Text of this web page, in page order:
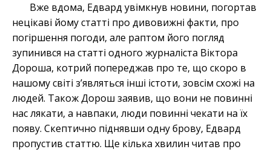
Вже вдома, Едвард увімкнув новини, погортав
нецікаві йому статті про дивовижні факти, про
погіршення погоди, але раптом його погляд
зупинився на статті одного журналіста Віктора
Дороша, котрий попереджав про те, що скоро в
нашому світі зʼявляться інші істоти, зовсім схожі на
людей. Також Дорош заявив, що вони не повинні
нас лякати, а навпаки, люди повинні чекати на їх
появу. Скептично піднявши одну брову, Едвард
пропустив статтю. Ще кілька хвилин читав про